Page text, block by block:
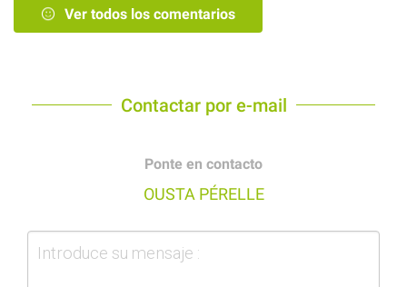
Ver todos los comentarios
Contactar por e-mail
Ponte en contacto
OUSTA PÉRELLE